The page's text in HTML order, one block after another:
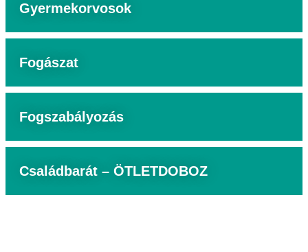
Gyermekorvosok
Fogászat
Fogszabályozás
Családbarát – ÖTLETDOBOZ